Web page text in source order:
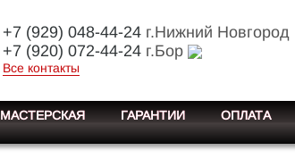
+7 (929) 048-44-24г.Нижний Новгород
+7 (920) 072-44-24г.Бор
Все контакты
МАСТЕРСКАЯ ГАРАНТИИ ОПЛАТА